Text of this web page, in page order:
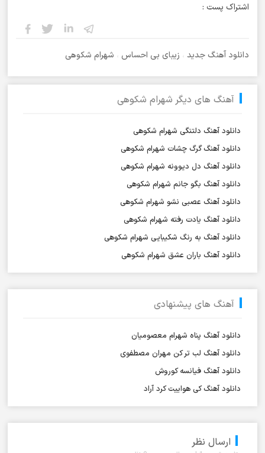
اشتراک پست :
دانلود آهنگ جدید ، زیبای بی احساس ، شهرام شکوهی
آهنگ های دیگر شهرام شکوهی
دانلود آهنگ دلتنگی شهرام شکوهی
دانلود آهنگ گرگ چشات شهرام شکوهی
دانلود آهنگ دل دیوونه شهرام شکوهی
دانلود آهنگ بگو جانم شهرام شکوهی
دانلود آهنگ عصبی نشو شهرام شکوهی
دانلود آهنگ یادت رفته شهرام شکوهی
دانلود آهنگ به رنگ شکیبایی شهرام شکوهی
دانلود آهنگ باران عشق شهرام شکوهی
آهنگ های پیشنهادی
دانلود آهنگ پناه شهرام معصومیان
دانلود آهنگ لب تر کن مهران مصطفوی
دانلود آهنگ فیانسه کوروش
دانلود آهنگ کی هواییت کرد آراد
ارسال نظر